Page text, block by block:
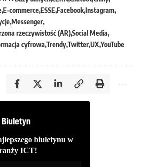
E-commerceESSE FacebookInstagram
Messenger
rzeczywistość (AR)Social Media
cyfrowa TrendyTwitterUXYouTube
Biuletyn
biuletynu w
ICT!